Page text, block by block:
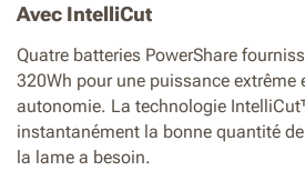
Avec IntelliCut
Quatre batteries PowerShare
320Wh pour une puissance extrême
autonomie. La technologie
instantanément la bonne quantité
la lame a besoin.